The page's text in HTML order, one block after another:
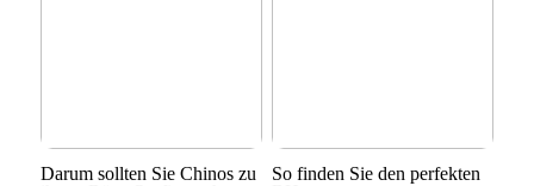
Darum sollten Sie Chinos zu
So finden Sie den perfekten